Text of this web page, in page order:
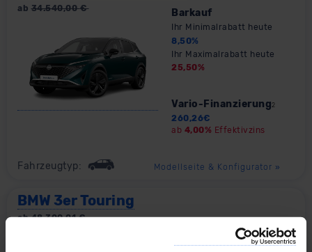
ab 34.540,00€ Barkauf
Ihr Minimalrabatt heute
8,50%
Ihr Maximalrabatt heute
25,50%
Vario-Finanzierung 2
260,26€
ab 4,00% Effektivzins
Fahrzeugtyp: Modellseite & Konfigurator »
BMW 3er Touring
ab48.300,01€
Ihr Minimalrabatt heute